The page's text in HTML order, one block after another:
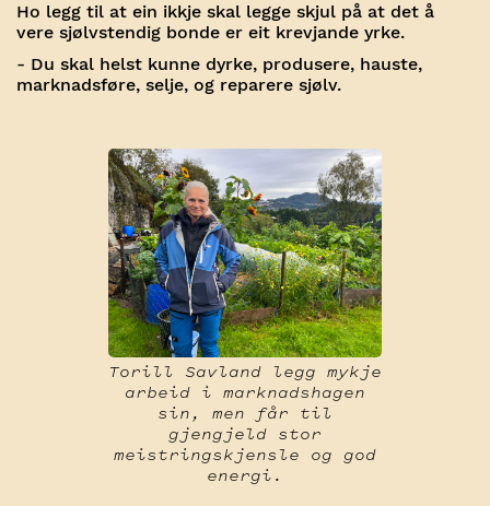
Ho legg til at ein ikkje skal legge skjul på at det å
vere sjølvstendig bonde er eit krevjande yrke.
- Du skal helst kunne dyrke, produsere, hauste,
marknadsføre, selje, og reparere sjølv.
Torill Savland legg mykje
arbeid i marknadshagen
sin, men får til
gjengjeld stor
meistringskjensle og god
energi.